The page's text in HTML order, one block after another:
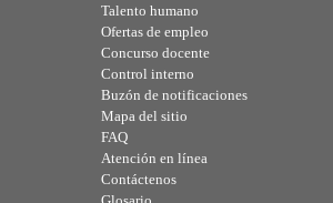
Talento humano
Ofertas de empleo
Concurso docente
Control interno
Buzón de notificaciones
Mapa del sitio
FAQ
Atención en línea
Contáctenos